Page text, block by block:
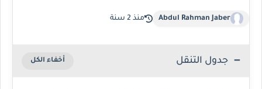
Abdul Rahman Jaber منذ 2 سنة
جدول التنقل